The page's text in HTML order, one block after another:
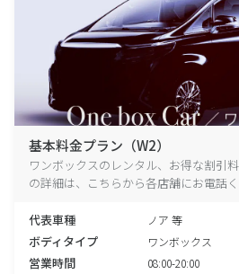
基本料金プラン（W2）
ワンボックスのレンタル、お得な割引
の詳細は、こちらから各店舗にお電話く
代表車種 ノア 等
ボディタイプ ワンボックス
営業時間 08:00-20:00